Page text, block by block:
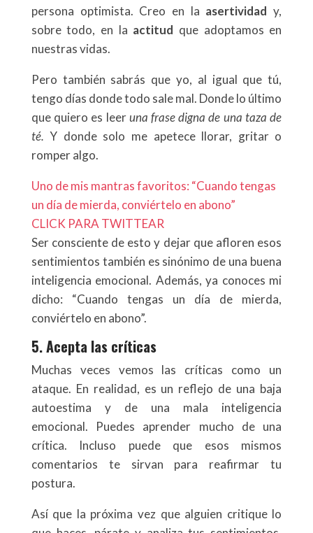
persona optimista. Creo en la asertividad y,
sobre todo, en la actitud que adoptamos en
nuestras vidas.
Pero también sabrás que yo, al igual que tú,
tengo días donde todo sale mal. Donde lo último
que quiero es leeruna frase digna de una taza de
té.Y donde solo me apetece llorar, gritar o
romper algo.
Uno de mis mantras favoritos: “Cuando tengas
un día de mierda, conviértelo en abono”
CLICK PARA TWITTEAR
Ser consciente de esto y dejar que afloren esos
sentimientos también es sinónimo de una buena
inteligencia emocional. Además, ya conoces mi
dicho: “Cuando tengas un día de mierda,
conviértelo en abono”.
5. Acepta las críticas
Muchas veces vemos las críticas como un
ataque. En realidad, es un reflejo de una baja
autoestima y de una mala inteligencia
emocional. Puedes aprender mucho de una
crítica. Incluso puede que esos mismos
comentarios te sirvan para reafirmar tu
postura.
Así que la próxima vez que alguien critique lo